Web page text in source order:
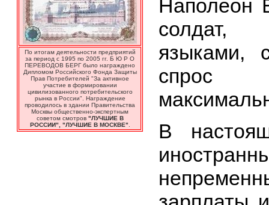
По итогам деятельности предприятий
за период с 1995 по 2005 гг. Б Ю Р О
ПЕРЕВОДОВ БЕРГ было награждено
Дипломом Российского Фонда Защиты
Прав Потребителей "За активное
участие в формировании
цивилизованного потребительского
рынка в России". Награждение
проводилось в здании Правительства
Москвы общественно-экспертным
советом смотров "ЛУЧШИЕ В
РОССИИ", "ЛУЧШИЕ В МОСКВЕ"
Наполеон
солдат,
языками,
В